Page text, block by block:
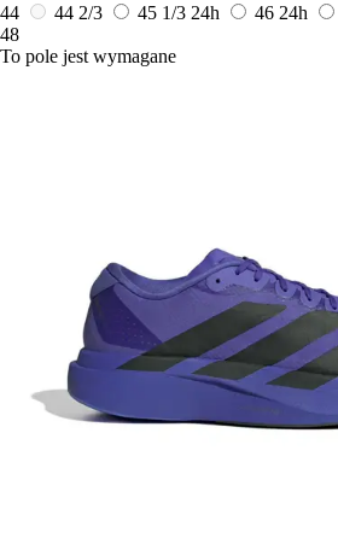
44
44 2/3 45 1/3 24h 46 24h
48
To pole jest wymagane